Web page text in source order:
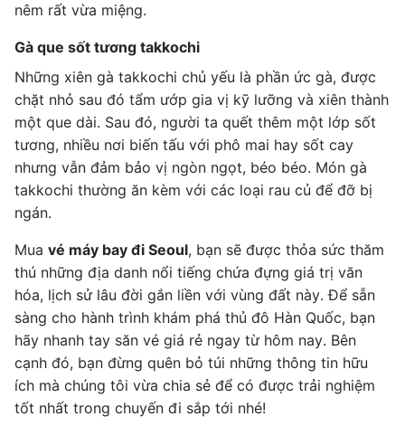
nêm rất vừa miệng.
Gà que sốt tương takkochi
Những xiên gà takkochi chủ yếu là phần ức gà, được
chặt nhỏ sau đó tẩm ướp gia vị kỹ lưỡng và xiên thành
một que dài. Sau đó, người ta quết thêm một lớp sốt
tương, nhiều nơi biến tấu với phô mai hay sốt cay
nhưng vẫn đảm bảo vị ngòn ngọt, béo béo. Món gà
takkochi thường ăn kèm với các loại rau củ để đỡ bị
ngán.
Mua vé máy bay đi Seoul, bạn sẽ được thỏa sức thăm
thú những địa danh nổi tiếng chứa đựng giá trị văn
hóa, lịch sử lâu đời gắn liền với vùng đất này. Để sẵn
sàng cho hành trình khám phá thủ đô Hàn Quốc, bạn
hãy nhanh tay săn vé giá rẻ ngay từ hôm nay. Bên
cạnh đó, bạn đừng quên bỏ túi những thông tin hữu
ích mà chúng tôi vừa chia sẻ để có được trải nghiệm
tốt nhất trong chuyến đi sắp tới nhé!